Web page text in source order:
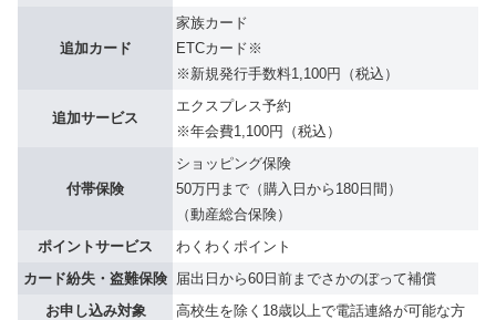
追加カード
家族カード
ETCカード※
※新規発行手数料1,100円（税込）
追加サービス
エクスプレス予約
※年会費1,100円（税込）
付帯保険
ショッピング保険
50万円まで（購入日から180日間）
（動産総合保険）
ポイントサービス
わくわくポイント
カード紛失・盗難保険
届出日から60日前までさかのぼって補償
お申し込み対象
高校生を除く18歳以上で電話連絡が可能な方